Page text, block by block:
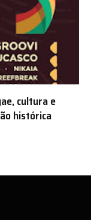
cultura e
histórica